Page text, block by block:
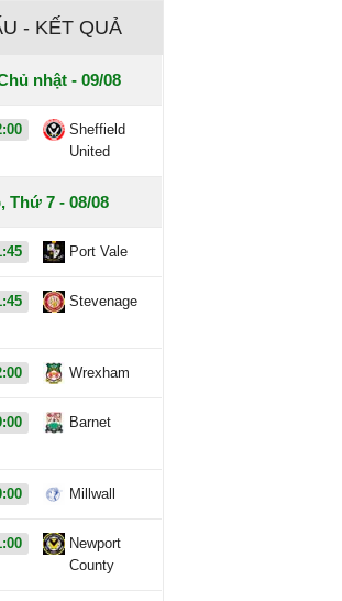
- KẾT QUẢ
nhật - 09/08
Sheffield
United
Thứ 7 - 08/08
Port Vale
Stevenage
Wrexham
Barnet
Millwall
Newport
County